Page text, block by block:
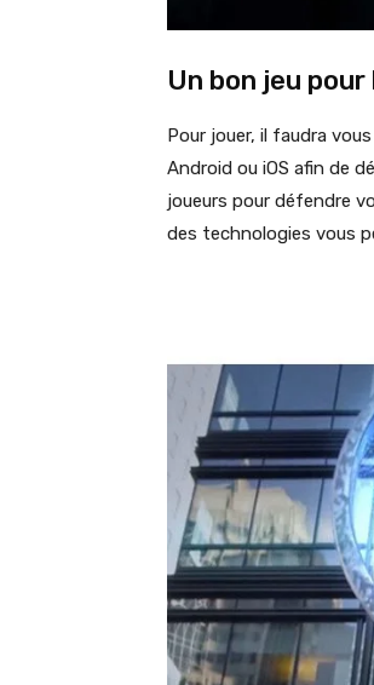
Un bon jeu
Pour jouer, il faudra
Android ou iOS afin de
joueurs pour défendre
des technologies vous